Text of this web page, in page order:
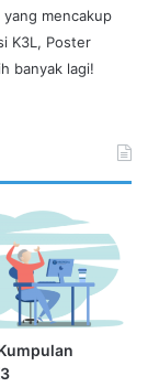
mencakup
K3L, Poster
banyak lagi!